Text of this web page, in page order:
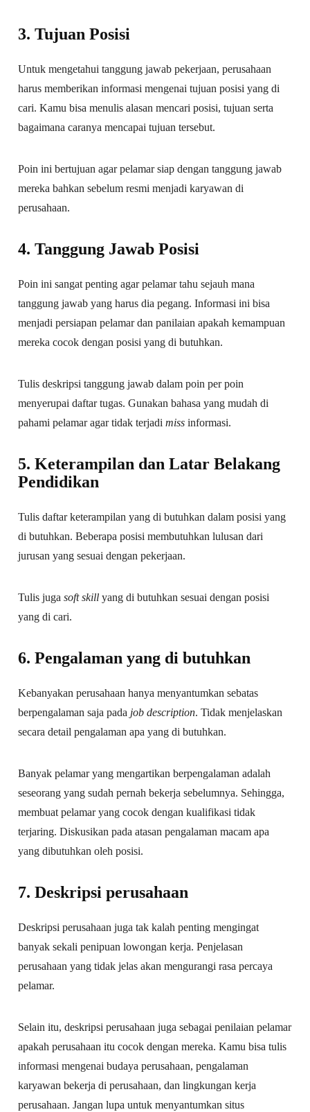
3. Tujuan Posisi
Untuk mengetahui tanggung jawab pekerjaan, perusahaan
harus memberikan informasi mengenai tujuan posisi yang di
cari. Kamu bisa menulis alasan mencari posisi, tujuan serta
bagaimana caranya mencapai tujuan tersebut.
Poin ini bertujuan agar pelamar siap dengan tanggung jawab
mereka bahkan sebelum resmi menjadi karyawan di
perusahaan.
4. Tanggung Jawab Posisi
Poin ini sangat penting agar pelamar tahu sejauh mana
tanggung jawab yang harus dia pegang. Informasi ini bisa
menjadi persiapan pelamar dan panilaian apakah kemampuan
mereka cocok dengan posisi yang di butuhkan.
Tulis deskripsi tanggung jawab dalam poin per poin
menyerupai daftar tugas. Gunakan bahasa yang mudah di
pahami pelamar agar tidak terjadimissinformasi.
5. Keterampilan dan Latar Belakang
Pendidikan
Tulis daftar keterampilan yang di butuhkan dalam posisi yang
di butuhkan. Beberapa posisi membutuhkan lulusan dari
jurusan yang sesuai dengan pekerjaan.
Tulis jugasoft skill yang di butuhkan sesuai dengan posisi
yang di cari.
6. Pengalaman yang di butuhkan
Kebanyakan perusahaan hanya menyantumkan sebatas
berpengalaman saja pada job description. Tidak menjelaskan
secara detail pengalaman apa yang di butuhkan.
Banyak pelamar yang mengartikan berpengalaman adalah
seseorang yang sudah pernah bekerja sebelumnya. Sehingga,
membuat pelamar yang cocok dengan kualifikasi tidak
terjaring. Diskusikan pada atasan pengalaman macam apa
yang dibutuhkan oleh posisi.
7. Deskripsi perusahaan
Deskripsi perusahaan juga tak kalah penting mengingat
banyak sekali penipuan lowongan kerja. Penjelasan
perusahaan yang tidak jelas akan mengurangi rasa percaya
pelamar.
Selain itu, deskripsi perusahaan juga sebagai penilaian pelamar
apakah perusahaan itu cocok dengan mereka. Kamu bisa tulis
informasi mengenai budaya perusahaan, pengalaman
karyawan bekerja di perusahaan, dan lingkungan kerja
perusahaan. Jangan lupa untuk menyantumkan situs